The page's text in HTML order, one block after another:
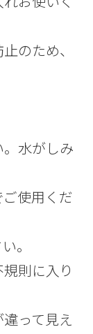
のため、
。水がしみ
ご使用くだ
。
則に入り
って見え